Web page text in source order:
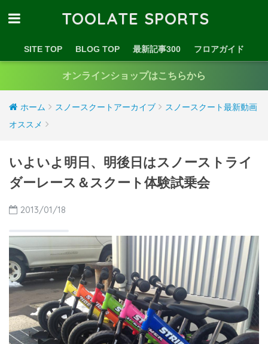
TOOLATE SPORTS
SITE TOP BLOG TOP 最新記事300 フロアガイド
オンラインショップはこちらから
ホーム スノースクートアーカイブ
スノースクート最新動画
オススメ
いよいよ明日、明後日はスノーストライ
ダーレース＆スクート体験試乗会
2013/01/18